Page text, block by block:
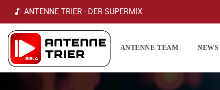
music_note ANTENNE TRIER - DER SUPERMIX
ANTENNE TEAM NEWS